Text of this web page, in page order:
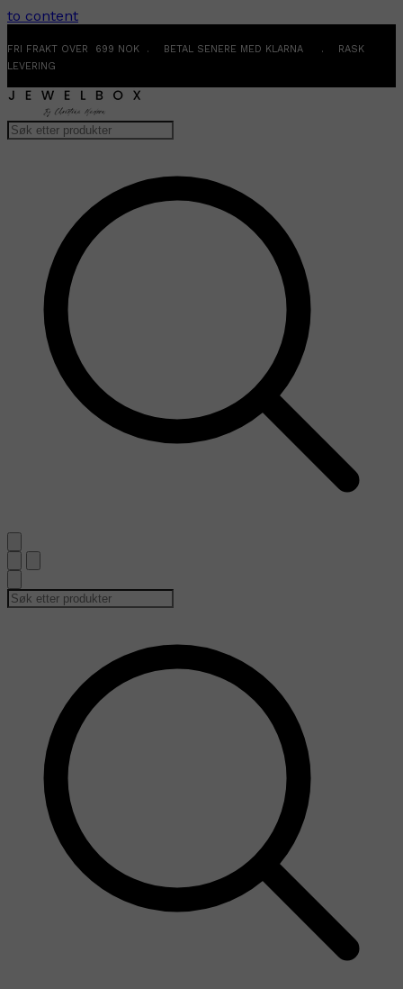
to content
FRI FRAKT OVER 699 NOK . BETAL SENERE MED KLARNA . RASK
LEVERING